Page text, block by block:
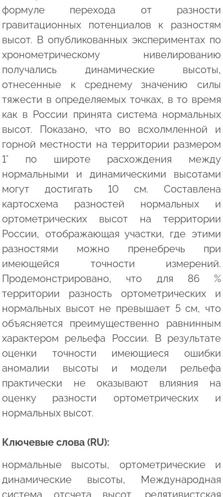
формуле перехода от разности
гравитационных потенциалов к разностям
высот. В опубликованных экспериментах по
хронометрическому нивелированию
получались динамические высоты,
отнесенные к среднему значению силы
тяжести в определяемых точках, в то время
как в России принята система нормальных
высот. Показано, что во всхолмленной и
горной местности на территории размером
1° по широте расхождения между
нормальными и динамическими высотами
могут достигать 10 см. Составлена
картосхема разностей нормальных и
ортометрических высот на территории
России, отображающая участки, где этими
разностями можно пренебречь при
имеющейся точности измерений.
Продемонстрировано, что для 86 %
территории разность ортометрических и
нормальных высот не превышает 5 см, что
объясняется преимущественно равнинным
характером рельефа России. В результате
оценки точности имеющиеся ошибки
аномалии высоты и модели рельефа
практически не оказывают влияния на
оценку разности ортометрических и
нормальных высот.
Ключевые слова (RU):
нормальные высоты, ортометрические и
динамические высоты, Международная